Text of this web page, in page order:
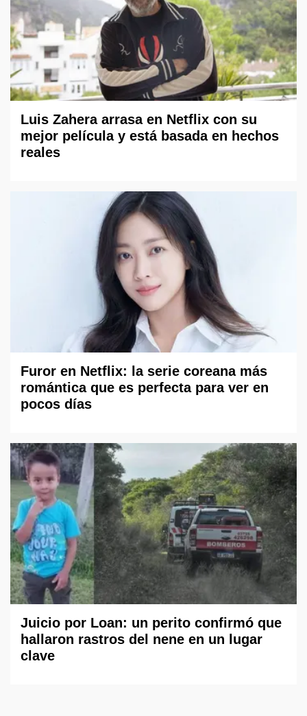
Luis Zahera arrasa en Netflix con su
mejor película y está basada en hechos
reales
Furor en Netflix: la serie coreana más
romántica que es perfecta para ver en
pocos días
Juicio por Loan: un perito confirmó que
hallaron rastros del nene en un lugar
clave